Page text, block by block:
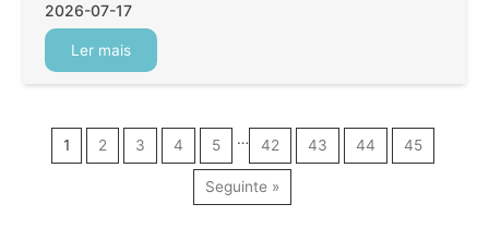
2026-07-17
Ler mais
1 2 3 4 5 … 42 43 44 45
Seguinte »